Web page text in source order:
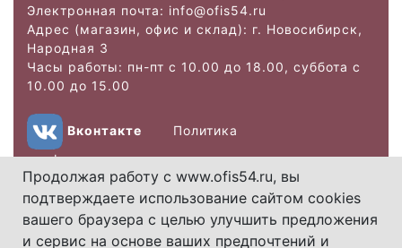
Продолжая работу с www.ofis54.ru, вы
подтверждаете использование сайтом cookies
вашего браузера с целью улучшить предложения
и сервис на основе ваших предпочтений и
Электронная почта: info@ofis54.ru
Адрес (магазин, офис и склад): г. Новосибирск,
Народная 3
Часы работы: пн-пт с 10.00 до 18.00, суббота с
10.00 до 15.00
Вконтакте
Политика
конфиденциальности
Copyright 2026.
Использование